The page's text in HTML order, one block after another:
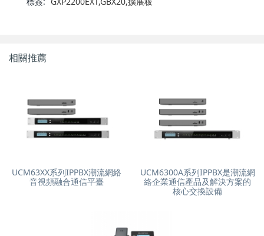
相關推薦
UCM63XX系列IPPBX潮流網絡
音視頻融合通信平臺
UCM6300A系列IPPBX是潮流網
絡企業通信產品及解決方案的
核心交換設備